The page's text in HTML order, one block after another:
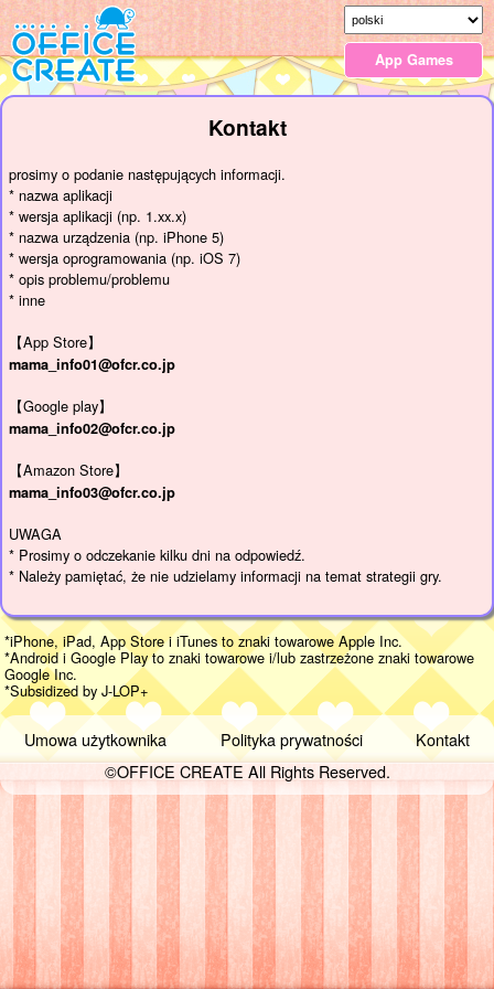
App Games
Kontakt
prosimy o podanie następujących informacji.
* nazwa aplikacji
* wersja aplikacji (np. 1.xx.x)
* nazwa urządzenia (np. iPhone 5)
* wersja oprogramowania (np. iOS 7)
* opis problemu/problemu
* inne
【App Store】
mama_info01@ofcr.co.jp
【Google play】
mama_info02@ofcr.co.jp
【Amazon Store】
mama_info03@ofcr.co.jp
UWAGA
* Prosimy o odczekanie kilku dni na odpowiedź.
* Należy pamiętać, że nie udzielamy informacji na temat strategii gry.
*iPhone, iPad, App Store i iTunes to znaki towarowe Apple Inc.
*Android i Google Play to znaki towarowe i/lub zastrzeżone znaki towarowe
Google Inc.
*Subsidized by J-LOP+
Umowa użytkownika Polityka prywatności
Kontakt
©OFFICE CREATE All Rights Reserved.